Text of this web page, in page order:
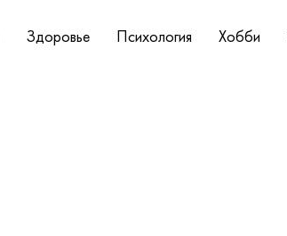
Здоровье Психология Хобби